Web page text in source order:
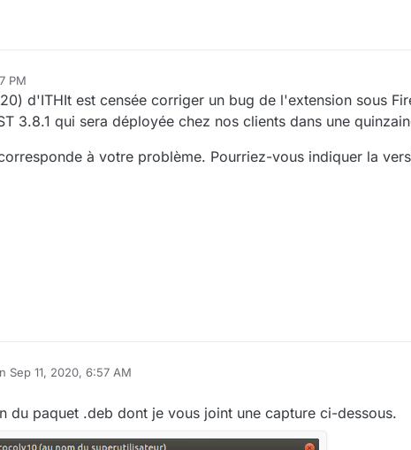
PM
d'ITHIt est censée corriger un bug de l'extension sous
3.8.1 qui sera déployée chez nos clients dans une
à votre problème. Pourriez-vous indiquer la
Sep 11, 2020, 6:57 AM
by
du paquet .deb dont je vous joint une capture ci-dessous.